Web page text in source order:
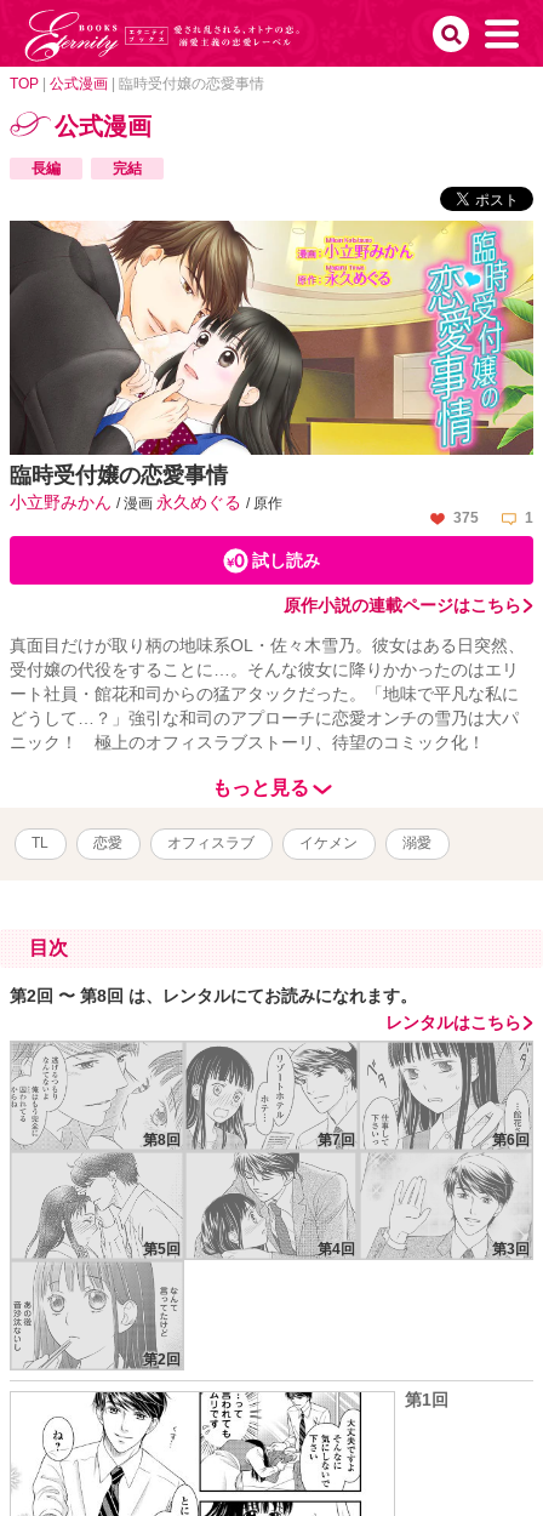
TOP 公式漫画 臨時受付嬢の恋愛事情
公式漫画
長編 完結
臨時受付嬢の恋愛事情
小立野みかん / 漫画 永久めぐる / 原作
375
1
試し読み
原作小説の連載ページはこちら
真面目だけが取り柄の地味系OL・佐々木雪乃。彼女はある日突然、
受付嬢の代役をすることに…。そんな彼女に降りかかったのはエリ
ート社員・館花和司からの猛アタックだった。「地味で平凡な私に
どうして…？」強引な和司のアプローチに恋愛オンチの雪乃は大パ
ニック！ 極上のオフィスラブストーリ、待望のコミック化！
もっと見る
TL 恋愛 オフィスラブ イケメン 溺愛
目次
第2回 〜 第8回 は、レンタルにてお読みになれます。
レンタルはこちら
第8回 第7回 第6回
第5回 第4回 第3回
第2回
第1回